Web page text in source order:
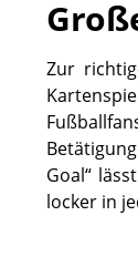
Zur
Goal“
locker in